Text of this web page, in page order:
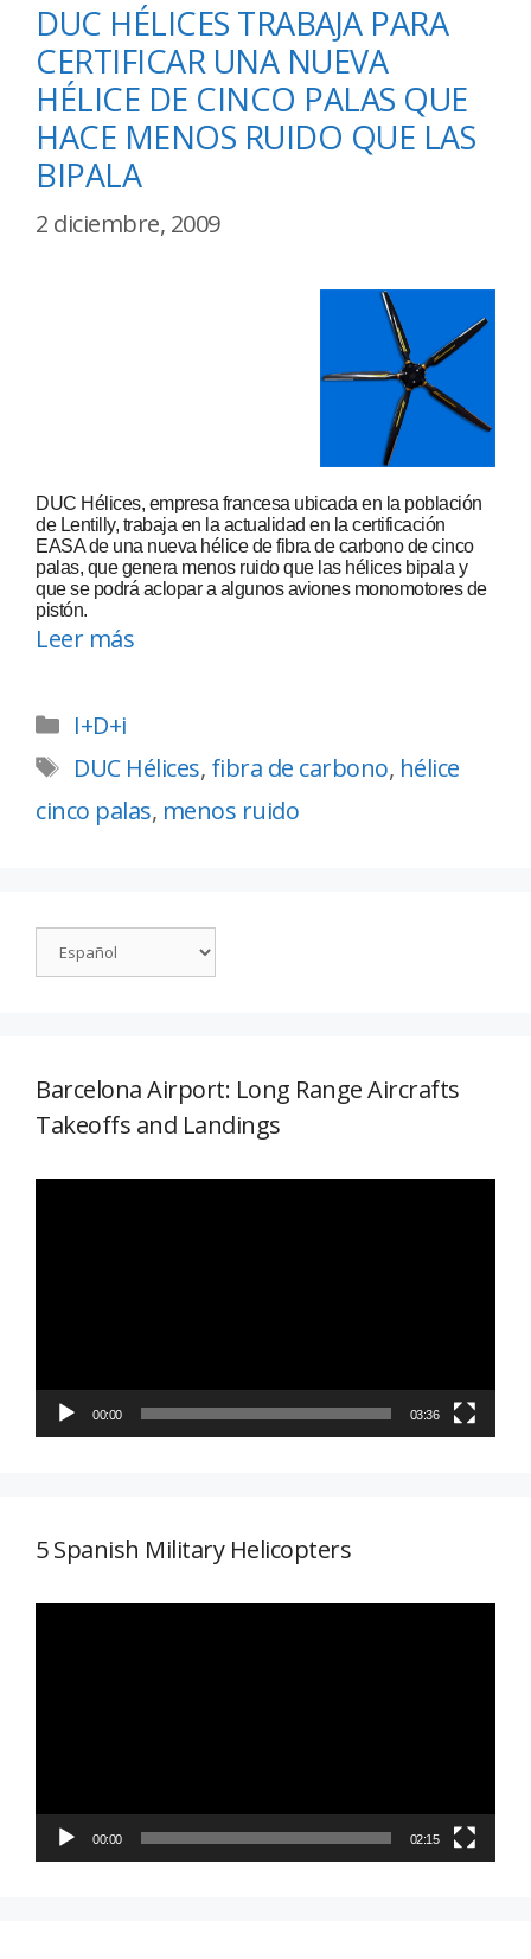
DUC HÉLICES TRABAJA PARA
CERTIFICAR UNA NUEVA
HÉLICE DE CINCO PALAS QUE
HACE MENOS RUIDO QUE LAS
BIPALA
2 diciembre, 2009
DUC Hélices, empresa francesa ubicada en la población
de Lentilly, trabaja en la actualidad en la certificación
EASA de una nueva hélice de fibra de carbono de cinco
palas, que genera menos ruido que las hélices bipala y
que se podrá aclopar a algunos aviones monomotores de
pistón.
Leer más
I+D+i
DUC Hélices, fibra de carbono, hélice
cinco palas, menos ruido
Barcelona Airport: Long Range Aircrafts
Takeoffs and Landings
00:00 03:36
5 Spanish Military Helicopters
00:00 02:15